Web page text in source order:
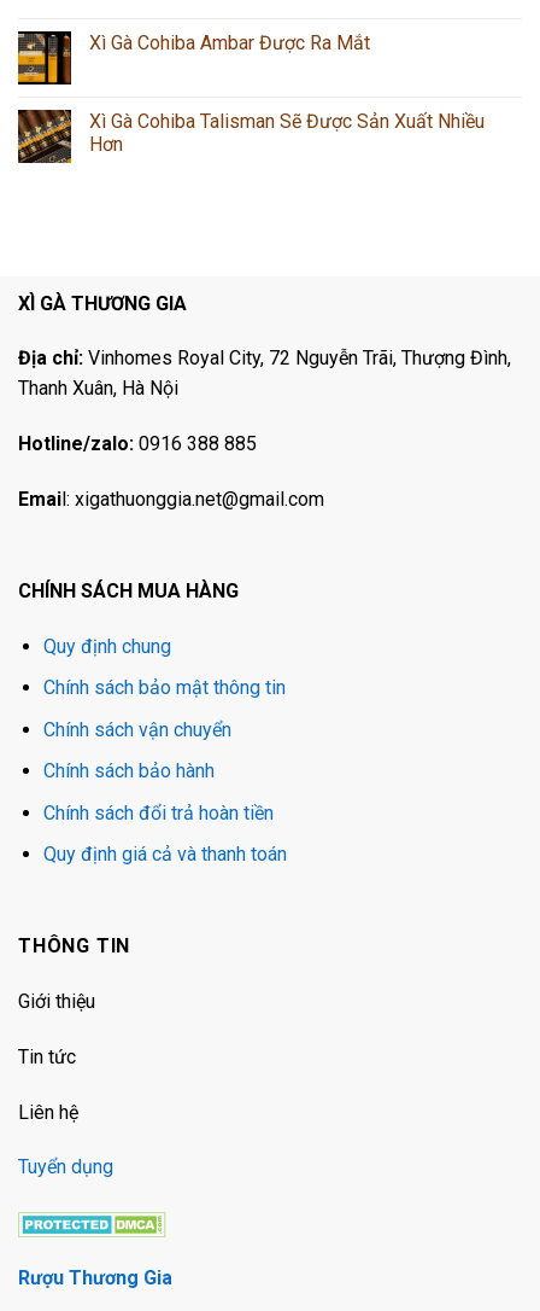
Xì Gà Cohiba Ambar Được Ra Mắt
Xì Gà Cohiba Talisman Sẽ Được Sản Xuất Nhiều
Hơn
XÌ GÀ THƯƠNG GIA
Địa chỉ: Vinhomes Royal City, 72 Nguyễn Trãi, Thượng Đình,
Thanh Xuân, Hà Nội
Hotline/zalo: 0916 388 885
Email: xigathuonggia.net@gmail.com
CHÍNH SÁCH MUA HÀNG
Quy định chung
Chính sách bảo mật thông tin
Chính sách vận chuyển
Chính sách bảo hành
Chính sách đổi trả hoàn tiền
Quy định giá cả và thanh toán
THÔNG TIN
Giới thiệu
Tin tức
Liên hệ
Tuyển dụng
Rượu Thương Gia